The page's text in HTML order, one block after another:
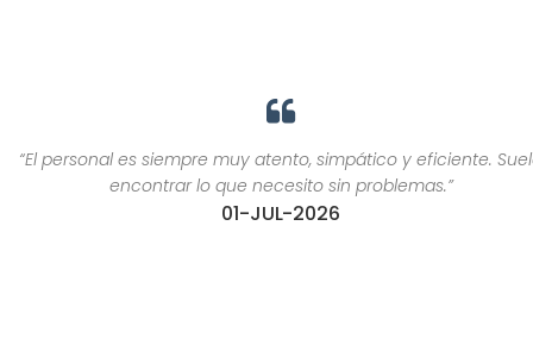
“El personal es siempre muy atento, simpático y eficiente. Suelo
encontrar lo que necesito sin problemas.”
01-JUL-2026